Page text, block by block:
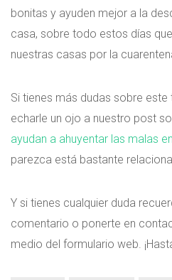
bonitas y ayuden mejor a la
casa, sobre todo estos días
nuestras casas por la
Si tienes más dudas sobre
echarle un ojo a nuestro post
ayudan a ahuyentar las malas
parezca está bastante
Y si tienes cualquier duda
comentario o ponerte en
medio del formulario web.